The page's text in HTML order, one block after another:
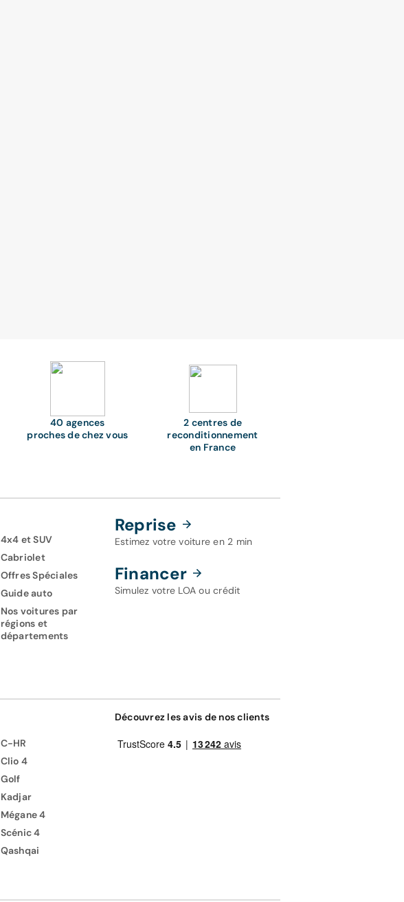
40 agences
proches de chez vous
2 centres de
reconditionnement
en France
4x4 et SUV
Cabriolet
Offres Spéciales
Guide auto
Nos voitures par
régions et
départements
Reprise
Estimez votre voiture en 2 min
Financer
Simulez votre LOA ou crédit
C-HR
Clio 4
Golf
Kadjar
Mégane 4
Scénic 4
Qashqai
Découvrez les avis de nos clients